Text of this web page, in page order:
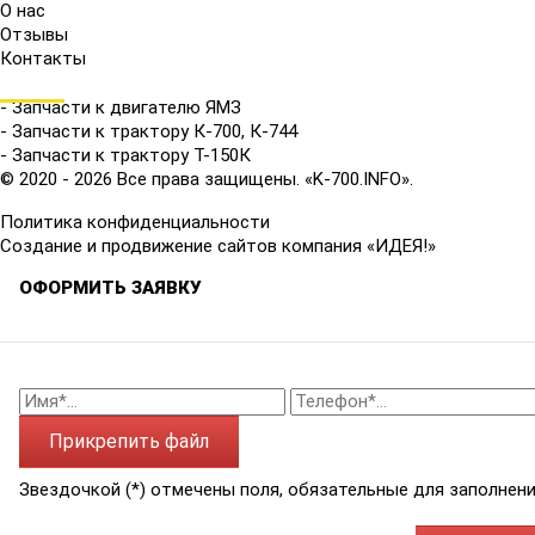
О нас
Отзывы
Контакты
- Запчасти к двигателю ЯМЗ
- Запчасти к трактору К-700, К-744
- Запчасти к трактору Т-150К
© 2020 - 2026 Все права защищены. «K-700.INFO».
Политика конфиденциальности
Создание и продвижение сайтов компания «ИДЕЯ!»
ОФОРМИТЬ ЗАЯВКУ
Прикрепить файл
Звездочкой (*) отмечены поля, обязательные для